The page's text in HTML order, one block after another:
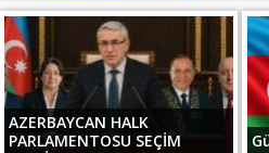
AZERBAYCAN HALK
PARLAMENTOSU SEÇİM